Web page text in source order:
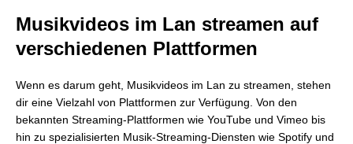
Musikvideos im Lan streamen auf
verschiedenen Plattformen
Wenn es darum geht, Musikvideos im Lan zu streamen, stehen
dir eine Vielzahl von Plattformen zur Verfügung. Von den
bekannten Streaming-Plattformen wie YouTube und Vimeo bis
hin zu spezialisierten Musik-Streaming-Diensten wie Spotify und